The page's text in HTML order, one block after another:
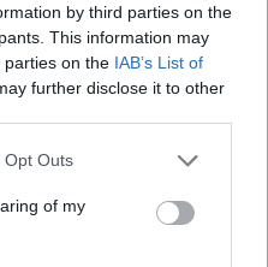
by third parties on the
This information may
parties on the IAB’s List of
further disclose it to other
Opt Outs
of my